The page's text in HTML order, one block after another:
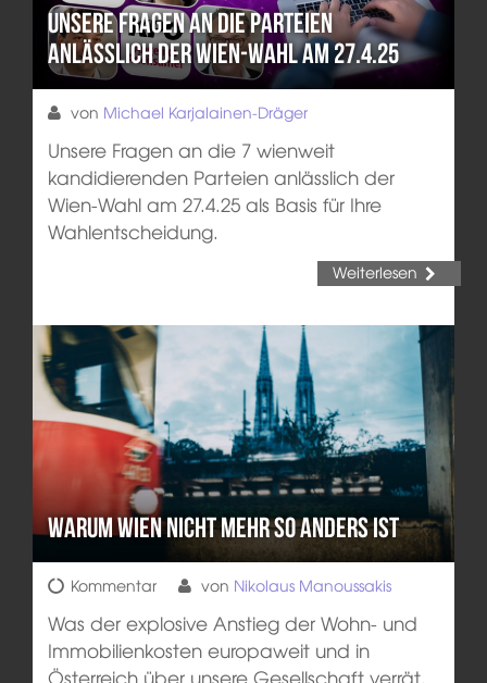
Unsere Fragen an die Parteien
anlässlich der Wien-Wahl am 27.4.25
von Michael Karjalainen-Dräger
Unsere Fragen an die 7 wienweit
kandidierenden Parteien anlässlich der
Wien-Wahl am 27.4.25 als Basis für Ihre
Wahlentscheidung.
Weiterlesen
Warum Wien nicht mehr so anders ist
Kommentar von Nikolaus Manoussakis
Was der explosive Anstieg der Wohn- und
Immobilienkosten europaweit und in
Österreich über unsere Gesellschaft verrät.